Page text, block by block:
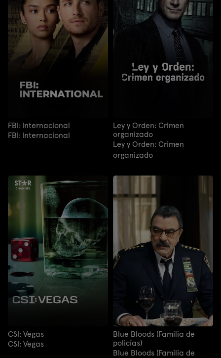
FBI: Internacional
FBI: Internacional
Ley y Orden: Crimen
organizado
Ley y Orden: Crimen
organizado
CSI: Vegas
CSI: Vegas
Blue Bloods (Familia de
policías)
Blue Bloods (Familia de